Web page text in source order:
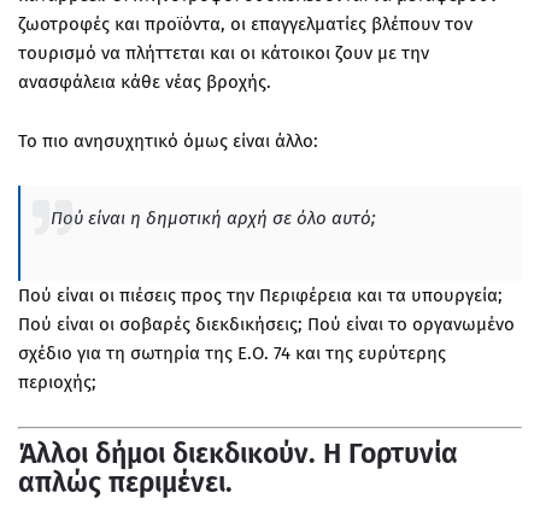
ζωοτροφές και προϊόντα, οι επαγγελματίες βλέπουν τον
τουρισμό να πλήττεται και οι κάτοικοι ζουν με την
ανασφάλεια κάθε νέας βροχής.
Το πιο ανησυχητικό όμως είναι άλλο:
Πού είναι η δημοτική αρχή σε όλο αυτό;
Πού είναι οι πιέσεις προς την Περιφέρεια και τα υπουργεία;
Πού είναι οι σοβαρές διεκδικήσεις; Πού είναι το οργανωμένο
σχέδιο για τη σωτηρία της Ε.Ο. 74 και της ευρύτερης
περιοχής;
Άλλοι δήμοι διεκδικούν. Η Γορτυνία
απλώς περιμένει.